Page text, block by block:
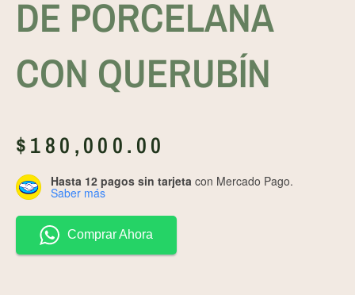
DE PORCELANA
CON QUERUBÍN
$180,000.00
Hasta 12 pagos sin tarjeta con Mercado Pago.
Saber más
Comprar Ahora